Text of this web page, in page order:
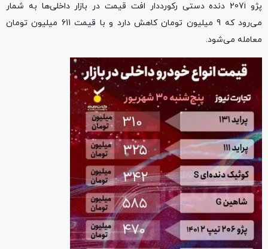
پژو 207i دنده دستی رکورددار افت قیمت در بازار داخلی‌ها به شمار
می‌رود که 9 میلیون تومان کاهش دارد و با قیمت 611 میلیون تومان
معامله می‌شود.